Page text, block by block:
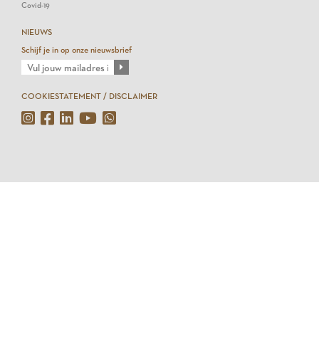
Covid-19
NIEUWS
Schijf je in op onze nieuwsbrief
COOKIESTATEMENT / DISCLAIMER